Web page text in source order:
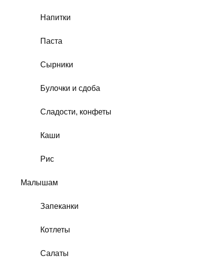
Напитки
Паста
Сырники
Булочки и сдоба
Сладости, конфеты
Каши
Рис
Малышам
Запеканки
Котлеты
Салаты